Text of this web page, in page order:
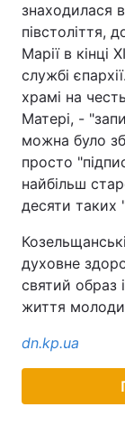
знаходилася
півстоліття,
Марії в кінці
службі
храмі на
Матері, -
можна було
просто
найбільш
десяти таких
духовне
святий образ
життя
dn.kp.ua